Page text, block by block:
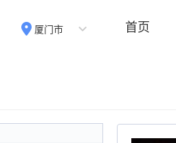
厦门市 首页